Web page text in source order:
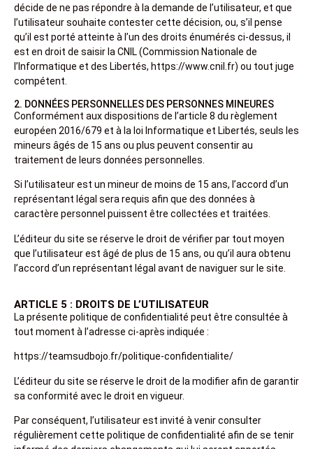
décide de ne pas répondre à la demande de l’utilisateur, et que
l’utilisateur souhaite contester cette décision, ou, s’il pense
qu’il est porté atteinte à l’un des droits énumérés ci-dessus, il
est en droit de saisir la CNIL (Commission Nationale de
l’Informatique et des Libertés, https://www.cnil.fr) ou tout juge
compétent.
2. DONNÉES PERSONNELLES DES PERSONNES MINEURES
Conformément aux dispositions de l’article 8 du règlement
européen 2016/679 et à la loi Informatique et Libertés, seuls les
mineurs âgés de 15 ans ou plus peuvent consentir au
traitement de leurs données personnelles.
Si l’utilisateur est un mineur de moins de 15 ans, l’accord d’un
représentant légal sera requis afin que des données à
caractère personnel puissent être collectées et traitées.
L’éditeur du site se réserve le droit de vérifier par tout moyen
que l’utilisateur est âgé de plus de 15 ans, ou qu’il aura obtenu
l’accord d’un représentant légal avant de naviguer sur le site.
ARTICLE 5 : DROITS DE L’UTILISATEUR
La présente politique de confidentialité peut être consultée à
tout moment à l’adresse ci-après indiquée :
https://teamsudbojo.fr/politique-confidentialite/
L’éditeur du site se réserve le droit de la modifier afin de garantir
sa conformité avec le droit en vigueur.
Par conséquent, l’utilisateur est invité à venir consulter
régulièrement cette politique de confidentialité afin de se tenir